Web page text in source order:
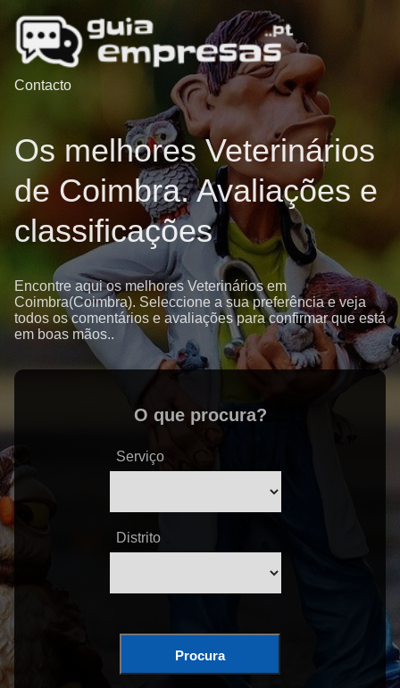
Contacto
Os melhores Veterinários
de Coimbra. Avaliações e
classificações
Encontre aqui os melhores Veterinários em
Coimbra(Coimbra). Seleccione a sua preferência e veja
todos os comentários e avaliações para confirmar que está
em boas mãos..
O que procura?
Serviço
Distrito
Procura